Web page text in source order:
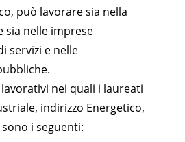
può lavorare sia nella
sia nelle imprese
servizi e nelle
nei quali i laureati
indirizzo Energetico,
i seguenti: